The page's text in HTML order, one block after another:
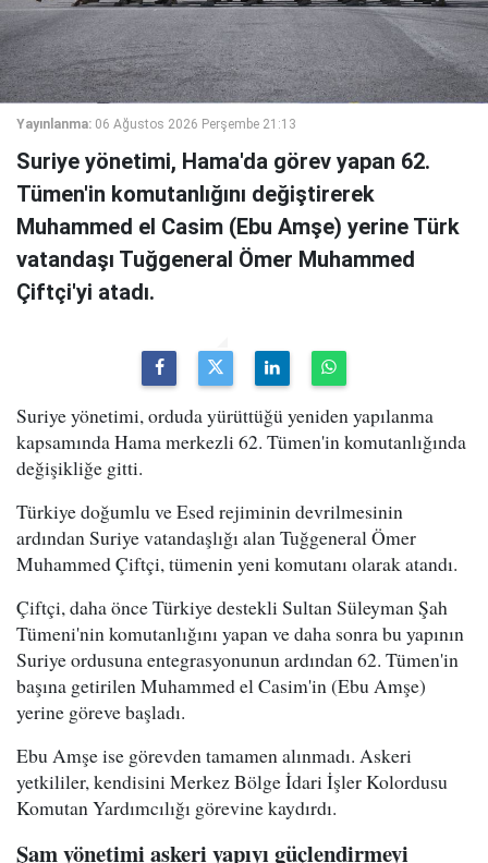
Yayınlanma: 06 Ağustos 2026 Perşembe 21:13
Suriye yönetimi, Hama'da görev yapan 62.
Tümen'in komutanlığını değiştirerek
Muhammed el Casim (Ebu Amşe) yerine Türk
vatandaşı Tuğgeneral Ömer Muhammed
Çiftçi'yi atadı.
Suriye yönetimi, orduda yürüttüğü yeniden yapılanma
kapsamında Hama merkezli 62. Tümen'in komutanlığında
değişikliğe gitti.
Türkiye doğumlu ve Esed rejiminin devrilmesinin
ardından Suriye vatandaşlığı alan Tuğgeneral Ömer
Muhammed Çiftçi, tümenin yeni komutanı olarak atandı.
Çiftçi, daha önce Türkiye destekli Sultan Süleyman Şah
Tümeni'nin komutanlığını yapan ve daha sonra bu yapının
Suriye ordusuna entegrasyonunun ardından 62. Tümen'in
başına getirilen Muhammed el Casim'in (Ebu Amşe)
yerine göreve başladı.
Ebu Amşe ise görevden tamamen alınmadı. Askeri
yetkililer, kendisini Merkez Bölge İdari İşler Kolordusu
Komutan Yardımcılığı görevine kaydırdı.
Şam yönetimi askeri yapıyı güçlendirmeyi